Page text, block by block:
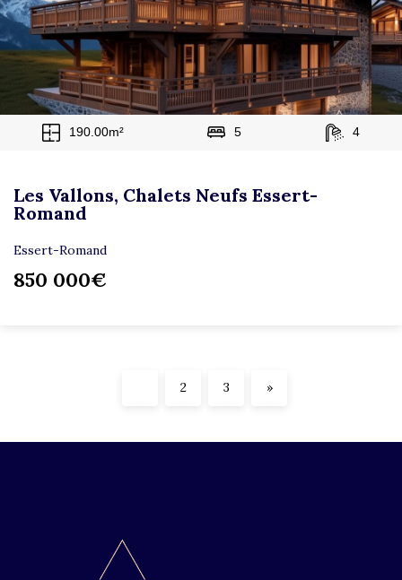
190.00m² 5 4
Les Vallons, Chalets Neufs Essert-
Romand
Essert-Romand
850 000€
2 3 »